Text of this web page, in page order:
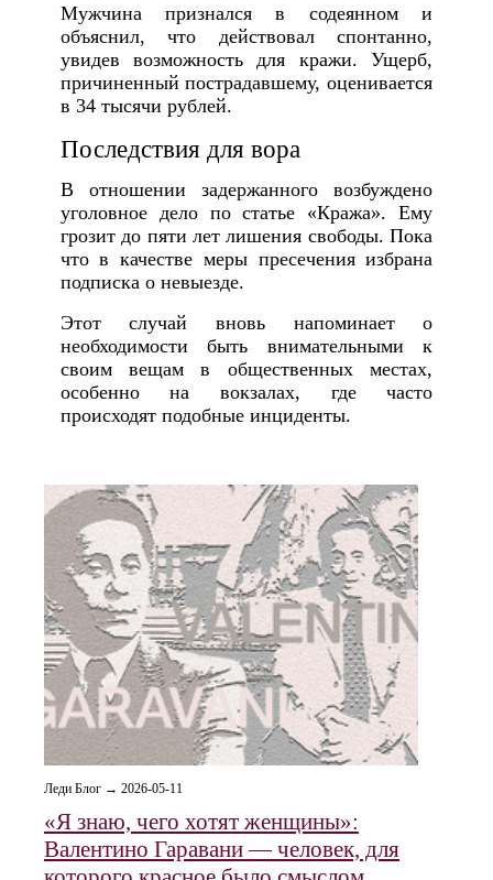
Мужчина признался в содеянном и
объяснил, что действовал спонтанно,
увидев возможность для кражи. Ущерб,
причиненный пострадавшему, оценивается
в 34 тысячи рублей.
Последствия для вора
В отношении задержанного возбуждено
уголовное дело по статье «Кража». Ему
грозит до пяти лет лишения свободы. Пока
что в качестве меры пресечения избрана
подписка о невыезде.
Этот случай вновь напоминает о
необходимости быть внимательными к
своим вещам в общественных местах,
особенно на вокзалах, где часто
происходят подобные инциденты.
Леди Блог → 2026-05-11
«Я знаю, чего хотят женщины»:
Валентино Гаравани — человек, для